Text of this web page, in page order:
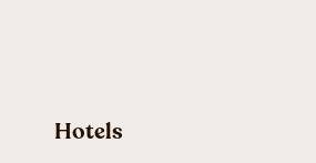
Hotels